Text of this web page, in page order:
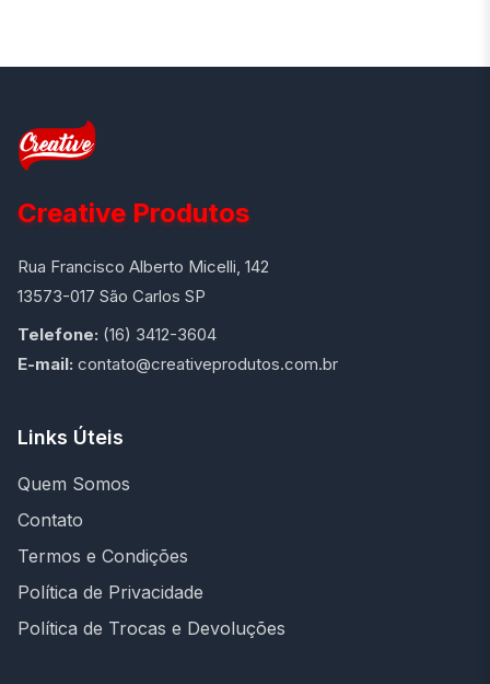
Creative Produtos
Rua Francisco Alberto Micelli, 142
13573-017 São Carlos SP
Telefone: (16) 3412-3604
E-mail: contato@creativeprodutos.com.br
Links Úteis
Quem Somos
Contato
Termos e Condições
Política de Privacidade
Política de Trocas e Devoluções